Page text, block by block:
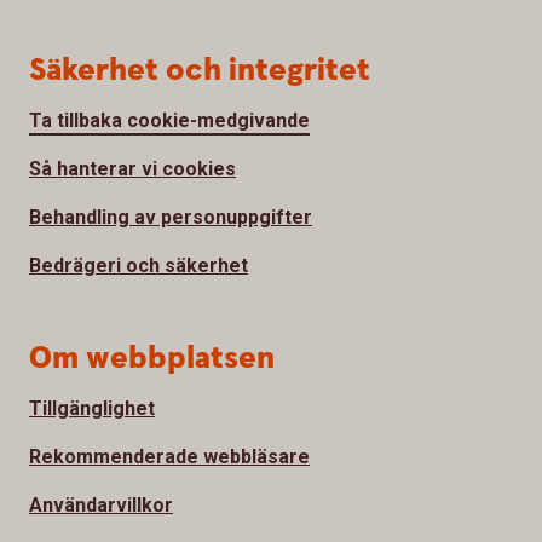
Säkerhet och integritet
Ta tillbaka cookie-medgivande
Så hanterar vi cookies
Behandling av personuppgifter
Bedrägeri och säkerhet
Om webbplatsen
Tillgänglighet
Rekommenderade webbläsare
Användarvillkor